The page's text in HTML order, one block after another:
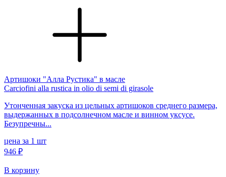
Артишоки "Алла Рустика" в масле
Carciofini alla rustica in olio di semi di girasole
Утонченная закуска из цельных артишоков среднего размера,
выдержанных в подсолнечном масле и винном уксусе.
Безупречны...
цена за 1 шт
946 ₽
В корзину